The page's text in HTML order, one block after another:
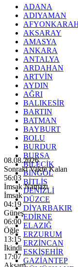
ADANA
ADIYAMAN
AKSARAY
AMASYA
ANKARA
ANTALYA
ARDAHAN
ARTVİN
AYDIN
AĞRI
BALIKESİR
BARTIN
BATMAN
BAYBURT
BOLU
BURDUR
BURSA
BİLECİK
BİNGÖL
BİTLİS
DENİZLİ
DÜZCE
DİYARBAKIR
EDİRNE
ELAZIĞ
ERZURUM
ERZİNCAN
ESKİŞEHİR
GAZİANTEP
08.08.2026
Sonraki Vakte Kalan
56:01
İmsak Namazı
İmsak
04:19
Güneş
06:00
Öğle
13:15
İkindi
17:07
Akşam